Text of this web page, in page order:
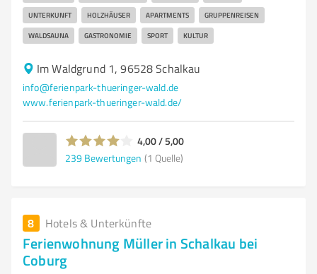
UNTERKUNFT HOLZHÄUSER APARTMENTS GRUPPENREISEN
WALDSAUNA GASTRONOMIE SPORT KULTUR
Im Waldgrund 1, 96528 Schalkau
info@ferienpark-thueringer-wald.de
www.ferienpark-thueringer-wald.de/
4,00 / 5,00
239 Bewertungen (1 Quelle)
8 Hotels & Unterkünfte
Ferienwohnung Müller in Schalkau bei
Coburg